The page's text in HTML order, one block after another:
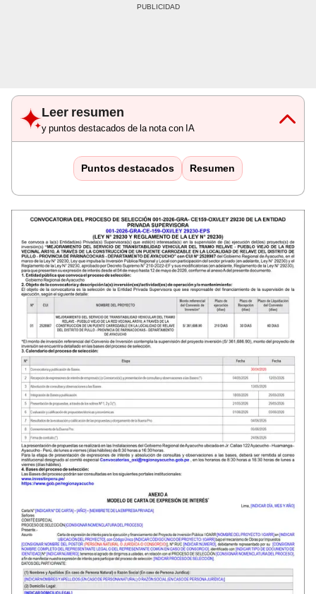
Leer resumen
y puntos destacados de la nota con IA
Puntos destacados Resumen